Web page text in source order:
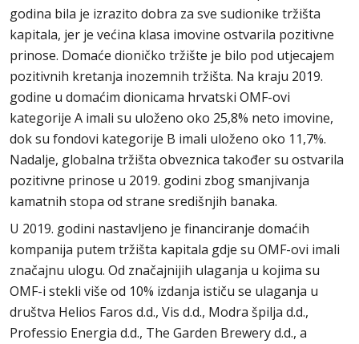
godina bila je izrazito dobra za sve sudionike tržišta
kapitala, jer je većina klasa imovine ostvarila pozitivne
prinose. Domaće dioničko tržište je bilo pod utjecajem
pozitivnih kretanja inozemnih tržišta. Na kraju 2019.
godine u domaćim dionicama hrvatski OMF-ovi
kategorije A imali su uloženo oko 25,8% neto imovine,
dok su fondovi kategorije B imali uloženo oko 11,7%.
Nadalje, globalna tržišta obveznica također su ostvarila
pozitivne prinose u 2019. godini zbog smanjivanja
kamatnih stopa od strane središnjih banaka.
U 2019. godini nastavljeno je financiranje domaćih
kompanija putem tržišta kapitala gdje su OMF-ovi imali
značajnu ulogu. Od značajnijih ulaganja u kojima su
OMF-i stekli više od 10% izdanja ističu se ulaganja u
društva Helios Faros d.d., Vis d.d., Modra špilja d.d.,
Professio Energia d.d., The Garden Brewery d.d., a